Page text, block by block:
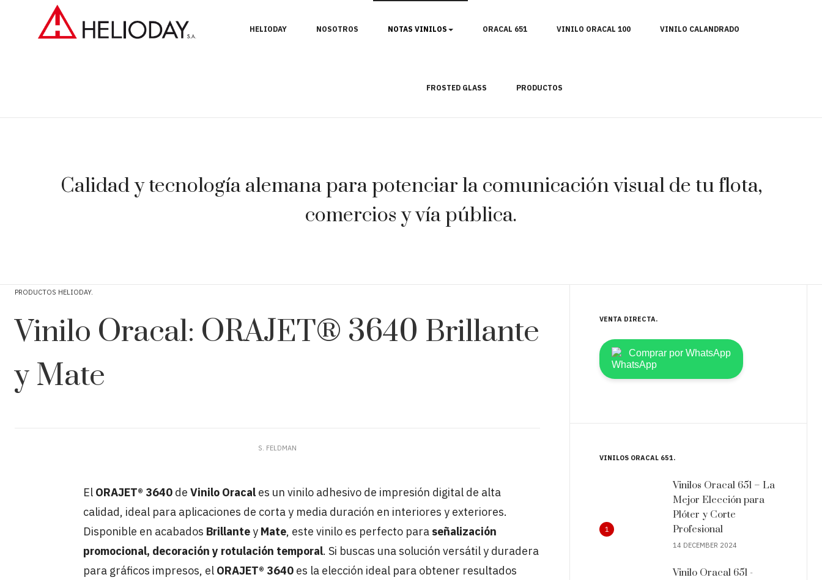
HELIODAY NOSOTROS NOTAS VINILOS ORACAL 651 VINILO ORACAL 100 VINILO CALANDRADO
FROSTED GLASS PRODUCTOS
Calidad y tecnología alemana para potenciar la comunicación visual de tu flota,
comercios y vía pública.
PRODUCTOS HELIODAY
Vinilo Oracal: ORAJET® 3640 Brillante
y Mate
S. FELDMAN
El ORAJET® 3640 de Vinilo Oracal es un vinilo adhesivo de impresión digital de alta
calidad, ideal para aplicaciones de corta y media duración en interiores y exteriores.
Disponible en acabados Brillantey Mate, este vinilo es perfecto para señalización
promocional, decoración y rotulación temporal. Si buscas una solución versátil y duradera
para gráficos impresos, el ORAJET® 3640 es la elección ideal para obtener resultados
VENTA DIRECTA
Comprar por WhatsApp
VINILOS ORACAL 651
1
Vinilos Oracal 651 – La
Mejor Elección para
Plóter y Corte
Profesional
14 DECEMBER 2024
Vinilo Oracal 651 -